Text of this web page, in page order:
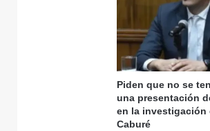
Piden que no se
una presentación
en la investigación
Caburé